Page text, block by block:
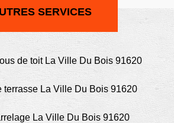
SERVICES
de toit La Ville Du Bois 91620
terrasse La Ville Du Bois 91620
La Ville Du Bois 91620